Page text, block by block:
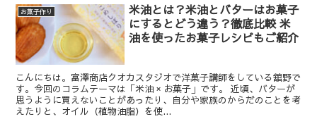
お菓子作り
米油とは？米油とバターはお菓子
にするとどう違う？徹底比較 米
油を使ったお菓子レシピもご紹介
こんにちは。富澤商店クオカスタジオで洋菓子講師をしている舘野で
す。今回のコラムテーマは「米油 × お菓子」です。 近頃、バターが
思うように買えないことがあったり、自分や家族のからだのことを考
えたりと、オイル（植物油脂）を使...